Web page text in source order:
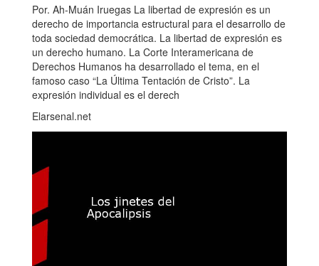
Por. Ah-Muán Iruegas La libertad de expresión es un
derecho de importancia estructural para el desarrollo de
toda sociedad democrática. La libertad de expresión es
un derecho humano. La Corte Interamericana de
Derechos Humanos ha desarrollado el tema, en el
famoso caso “La Última Tentación de Cristo”. La
expresión individual es el derech
Elarsenal.net